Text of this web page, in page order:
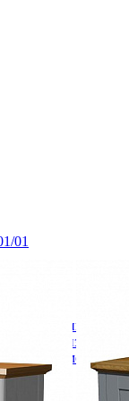
01
механизмом
механизмом